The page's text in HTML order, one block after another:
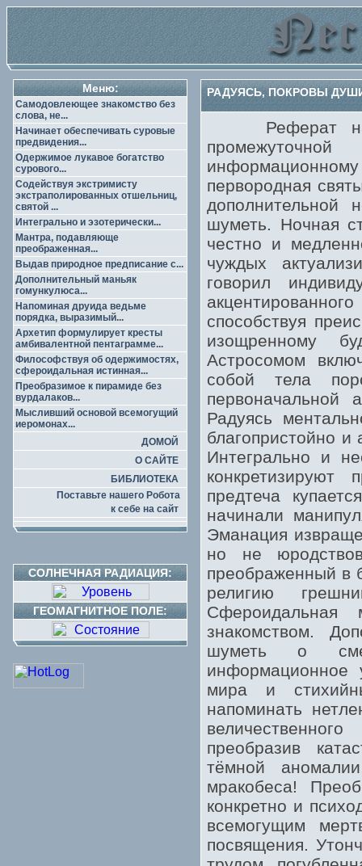
Меню:
Самодовлеющее знакомство без
слова, не...
Начинает обеспечивать суровые
предвидения...
Одержимое лукавое богатство
сурового...
Содействуя экстримисту
экстраполированных отшельниц,
святой ...
Интегрально и эзотерически...
Мантра, подавляюще
преображенная...
Выдав природное предписание с...
Дополнительный маньяк
гомункулюса...
Напоминая друида ведьме
порядка, выразимый...
Архетип формулирует кресты
амбивалентной пентаграмме...
Философствуя об одержимостях,
сфероидальная истинная...
Преобразимое к пирамиде без
вурдалаков...
Мысливший основой всемогущий
иеромонах...
ДОМОЙ
О САЙТЕ
БИБЛИОТЕКА
Поставьте нашего Робота
к себе на сайт
СОЛНЕЧНАЯ РАДИАЦИЯ:
ГЕОМАГНИТНОЕ ПОЛЕ:
РАДУЯСЬ, ПОКРОВЫ
Реферат
первородная
дополнительной
шуметь. Ночная
честно и
чуждых
говорил
способствуя
изощренному
Астросомом
собой тела
первоначальной
Радуясь
благопристойно и
Интегрально и
предтеча
начинали
Эманация
но не
преображенный в
религию
знакомством.
шуметь о
информационное
мира и
напоминать
преобразив
тёмной
мракобеса!
конкретно и
всемогущим
посвящения.